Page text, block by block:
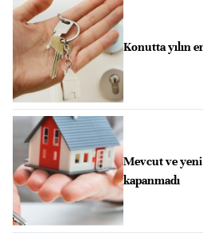
Konutta yılın
Mevcut ve yeni
kapanmadı